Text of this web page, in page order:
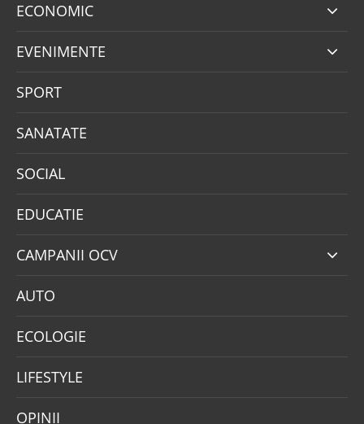
ECONOMIC
EVENIMENTE
SPORT
SANATATE
SOCIAL
EDUCATIE
CAMPANII OCV
AUTO
ECOLOGIE
LIFESTYLE
OPINII